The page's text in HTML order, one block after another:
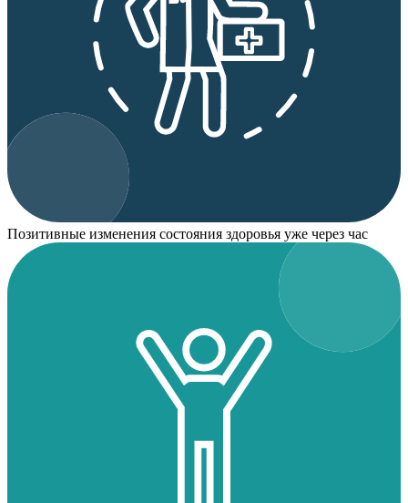
Позитивные изменения состояния здоровья уже через час